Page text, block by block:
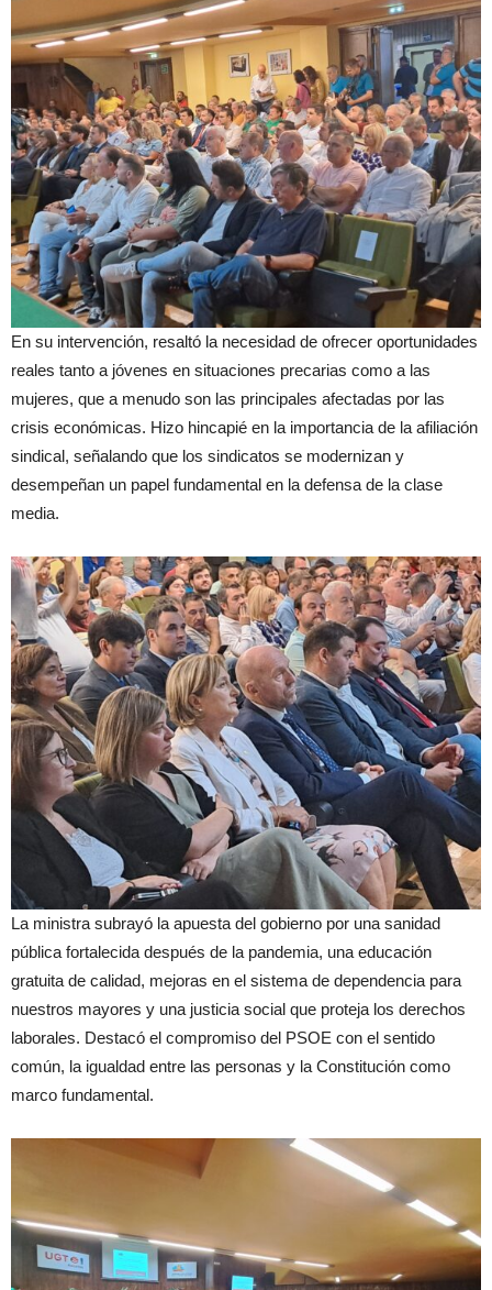
En su intervención, resaltó la necesidad de ofrecer oportunidades
reales tanto a jóvenes en situaciones precarias como a las
mujeres, que a menudo son las principales afectadas por las
crisis económicas. Hizo hincapié en la importancia de la afiliación
sindical, señalando que los sindicatos se modernizan y
desempeñan un papel fundamental en la defensa de la clase
media.
La ministra subrayó la apuesta del gobierno por una sanidad
pública fortalecida después de la pandemia, una educación
gratuita de calidad, mejoras en el sistema de dependencia para
nuestros mayores y una justicia social que proteja los derechos
laborales. Destacó el compromiso del PSOE con el sentido
común, la igualdad entre las personas y la Constitución como
marco fundamental.